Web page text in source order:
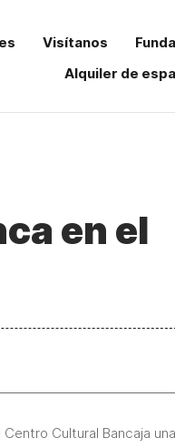
Visítanos
Alquiler de
en el
Cultural Bancaja una